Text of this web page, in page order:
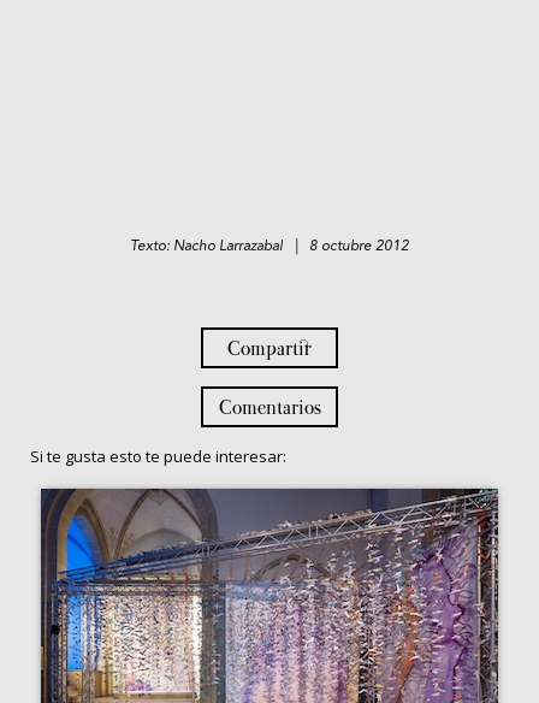
Texto: Nacho Larrazabal | 8 octubre 2012
Compartir
Comentarios
Si te gusta esto te puede interesar: